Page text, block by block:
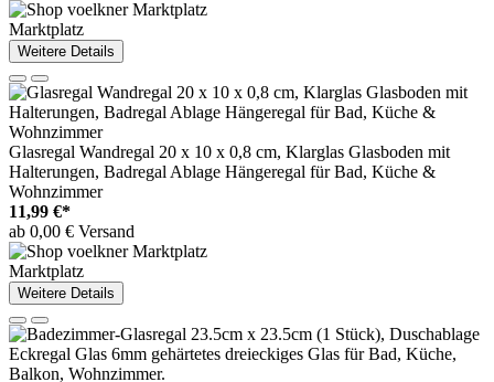
Marktplatz
Weitere Details
Glasregal Wandregal 20 x 10 x 0,8 cm, Klarglas Glasboden mit
Halterungen, Badregal Ablage Hängeregal für Bad, Küche &
Wohnzimmer
11,99 €*
ab 0,00 € Versand
Marktplatz
Weitere Details